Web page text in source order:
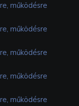
működésre
működésre
működésre
működésre
működésre